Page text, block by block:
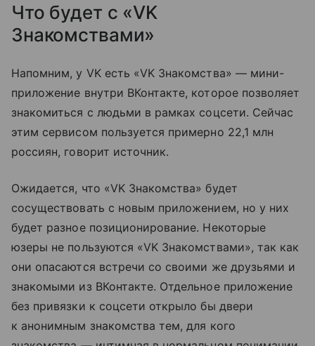
Что будет с «VK
Знакомствами»
Напомним, у VK есть «VK Знакомства» — мини-
приложение внутри ВКонтакте, которое позволяет
знакомиться с людьми в рамках соцсети. Сейчас
этим сервисом пользуется примерно 22,1 млн
россиян, говорит источник.
Ожидается, что «VK Знакомства» будет
сосуществовать с новым приложением, но у них
будет разное позиционирование. Некоторые
юзеры не пользуются «VK Знакомствами», так как
они опасаются встречи со своими же друзьями и
знакомыми из ВКонтакте. Отдельное приложение
без привязки к соцсети открыло бы двери
к анонимным знакомства тем, для кого